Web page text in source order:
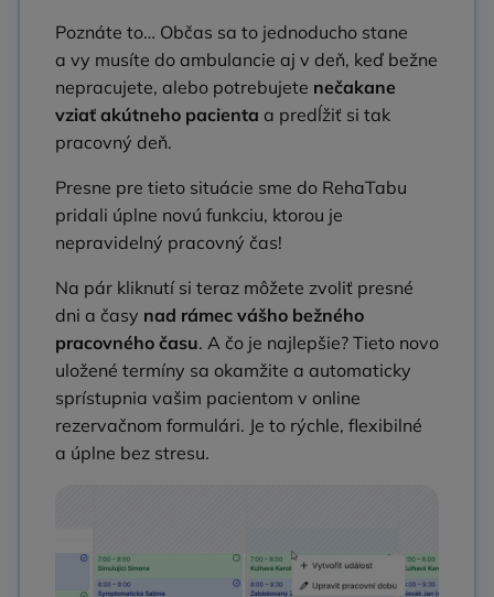
Poznáte to… Občas sa to jednoducho stane
a vy musíte do ambulancie aj v deň, keď bežne
nepracujete, alebo potrebujete nečakane
vziať akútneho pacienta a predĺžiť si tak
pracovný deň.
Presne pre tieto situácie sme do RehaTabu
pridali úplne novú funkciu, ktorou je
nepravidelný pracovný čas!
Na pár kliknutí si teraz môžete zvoliť presné
dni a časy nad rámec vášho bežného
pracovného času. A čo je najlepšie? Tieto novo
uložené termíny sa okamžite a automaticky
sprístupnia vašim pacientom v online
rezervačnom formulári. Je to rýchle, flexibilné
a úplne bez stresu.